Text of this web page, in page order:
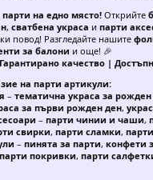
на едно място! Открийте
, сватбена украса и парти
повод! Разгледайте нашите
за балони и още! 🎉
качество |
на парти артикули:
– тематична украса за
за първи рожден ден,
– парти чинии и чаши,
свирки, парти сламки,
– пинята за парти, конфети
парти покривки, парти